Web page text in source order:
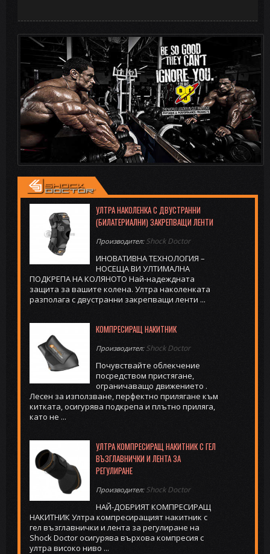
УЛТРА НАКОЛЕНКA С ДВУСТРАННИ
(БИЛАТЕРИАЛНИ) ЗАКРЕПВАЩИ ЛЕНТИ
Производител: Shock Doctor
ИНОВАТИВНА ТЕХНОЛОГИЯ –
НОСЕЩА ВИ УЛТИМАЛНА
ПОДКРЕПА НА КОЛЯНОТО Най-надеждната
защита за вашите колена. Ултра наколенката
разполага с двустранни закрепващи ленти ...
КОМПРЕСИРАЩ НАКИТНИК
Производител: Shock Doctor
Почувствайте облекчение
посредством пристягане,
ограничаващо движението .
Лесен за използване, перфектно прилягане към
китката, осигурява подкрепа и плътно приляга,
като не ...
УЛТРА КОМПРЕСИРАЩ НАКИТНИК С ГЕЛ
ВЪЗГЛАВНИЧКИ И ЛЕНТА ЗА
РЕГУЛИРАНЕ
Производител: Shock Doctor
НАЙ-ДОБРИЯТ КОМПРЕСИРАЩ
НАКИТНИК Ултра компресиращият накитник с
гел възглавнички и лента за регулиране на
Shock Doctor осигурява върхова компресия с
ултра високо ниво ...